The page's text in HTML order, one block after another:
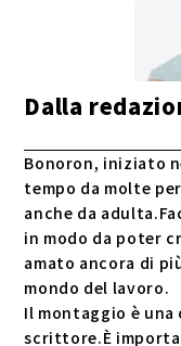
Dalla
Bonoron, iniziato
tempo da molte
anche da
in modo da poter
amato ancora di
mondo del lavoro.
Il montaggio è una
scrittore.È